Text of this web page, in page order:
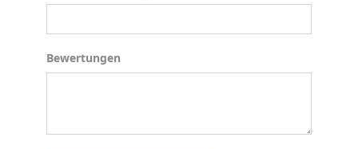
Bewertungen
Bewertungen